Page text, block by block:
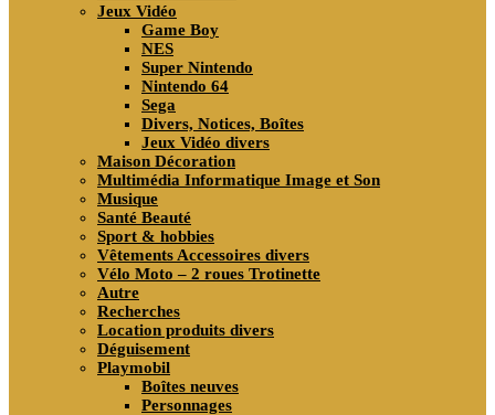
Jeux Vidéo
Game Boy
NES
Super Nintendo
Nintendo 64
Sega
Divers, Notices, Boîtes
Jeux Vidéo divers
Maison Décoration
Multimédia Informatique Image et Son
Musique
Santé Beauté
Sport & hobbies
Vêtements Accessoires divers
Vélo Moto – 2 roues Trotinette
Autre
Recherches
Location produits divers
Déguisement
Playmobil
Boîtes neuves
Personnages